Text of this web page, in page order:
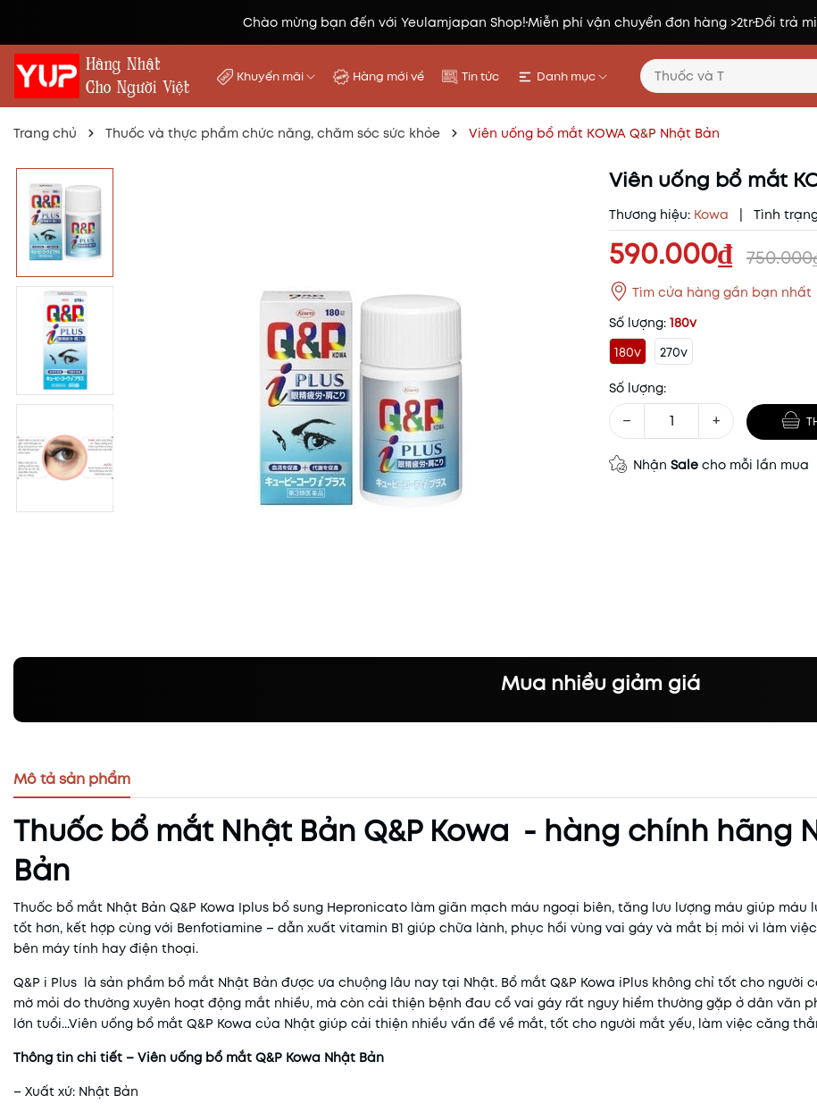
Chào mừng bạn đến với Yeulamjapan Shop!Miễn phí vận chuyển đơn hàng >2trĐổi trả
Khuyến mãi Hàng mới về Tin tức Danh mục
Trang chủ Thuốc và thực phẩm chức năng, chăm sóc sức khỏe Viên uống bổ mắt KOWA Q&P Nhật Bản
Viên uống bổ mắt
Thương hiệu: Kowa Tình
590.000₫
Tìm cửa hàng gần bạn nhất
Số lượng: 180v
180v
270v
Số lượng:
− +
Nhận Sale cho mỗi lần mua
Mua nhiều giảm giá
Mã khuyến mãi:
Mô tả sản phẩm
Thuốc bổ mắt Nhật Bản Q&P Kowa - hàng chính hãng
Bản
Thuốc bổ mắt Nhật Bản Q&P Kowa Iplus bổ sung Hepronicato làm giãn mạch máu ngoại biên, tăng lưu lượng máu giúp máu
tốt hơn, kết hợp cùng với Benfotiamine – dẫn xuất vitamin B1 giúp chữa lành, phục hồi vùng vai gáy và mắt bị mỏi vì làm
bên máy tính hay điện thoại.
Q&P i Plus là sản phẩm bổ mắt Nhật Bản được ưa chuộng lâu nay tại Nhật. Bổ mắt Q&P Kowa iPlus không chỉ tốt cho người
mờ mỏi do thường xuyên hoạt động mắt nhiều, mà còn cải thiện bệnh đau cổ vai gáy rất nguy hiểm thường gặp ở dân văn
lớn tuổi...Viên uống bổ mắt Q&P Kowa của Nhật giúp cải thiện nhiều vấn đề về mắt, tốt cho người mắt yếu, làm việc căng
Thông tin chi tiết – Viên uống bổ mắt Q&P Kowa Nhật Bản
– Xuất xứ: Nhật Bản